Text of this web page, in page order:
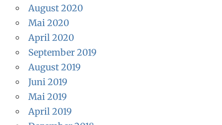
August 2020
Mai 2020
April 2020
September 2019
August 2019
Juni 2019
Mai 2019
April 2019